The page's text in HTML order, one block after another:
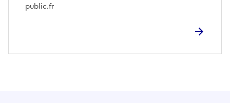
public.fr